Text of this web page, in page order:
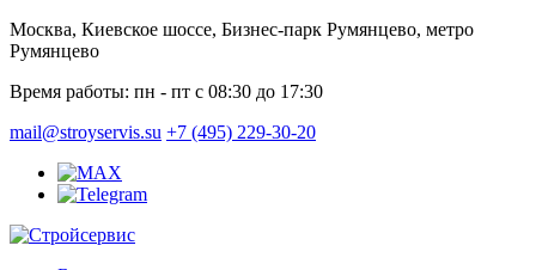
Москва, Киевское шоссе, Бизнес-парк Румянцево, метро
Румянцево
Время работы: пн - пт с 08:30 до 17:30
mail@stroyservis.su +7 (495) 229-30-20